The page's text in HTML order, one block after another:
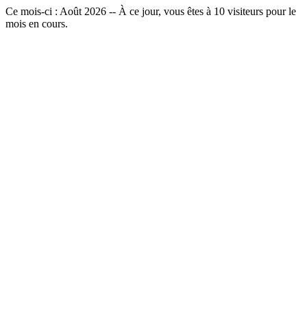
Ce mois-ci : Août 2026 -- À ce jour, vous êtes à 10 visiteurs pour le
mois en cours.